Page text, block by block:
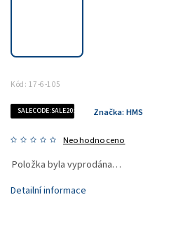
Kód: 17-6-105
SALECODE:SALE20:20:%
Neohodnoceno
Značka: HMS
Položka byla vyprodána…
Detailní informace